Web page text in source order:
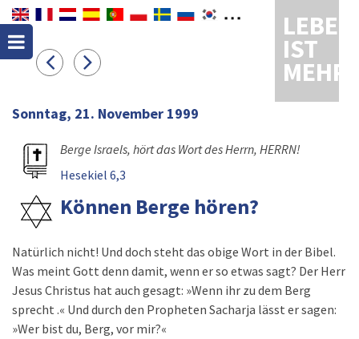
LEBEN
IST
MEHR
Sonntag, 21. November 1999
Berge Israels, hört das Wort des Herrn, HERRN!
Hesekiel 6,3
Können Berge hören?
Natürlich nicht! Und doch steht das obige Wort in der Bibel.
Was meint Gott denn damit, wenn er so etwas sagt? Der Herr
Jesus Christus hat auch gesagt: »Wenn ihr zu dem Berg
sprecht .« Und durch den Propheten Sacharja lässt er sagen:
»Wer bist du, Berg, vor mir?«